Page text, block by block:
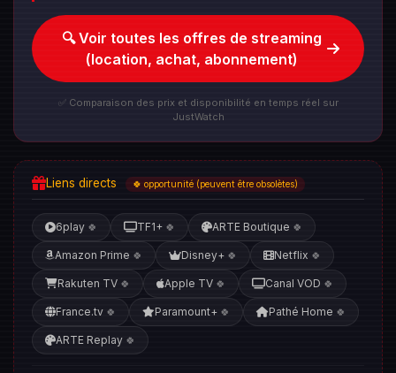
🔍 Voir toutes les offres de streaming
(location, achat, abonnement)
✅ Comparaison des prix et disponibilité en temps réel sur
JustWatch
Liens directs 🍀 opportunité (peuvent être obsolètes)
6play 🍀 TF1+ 🍀 ARTE Boutique 🍀
Amazon Prime 🍀 Disney+ 🍀 Netflix 🍀
Rakuten TV 🍀 Apple TV 🍀 Canal VOD 🍀
France.tv 🍀 Paramount+ 🍀 Pathé Home 🍀
ARTE Replay 🍀